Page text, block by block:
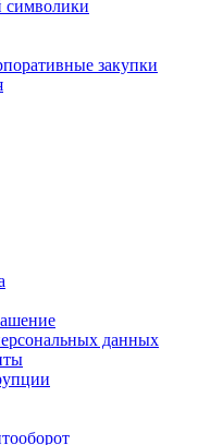
символики
закупки
данных